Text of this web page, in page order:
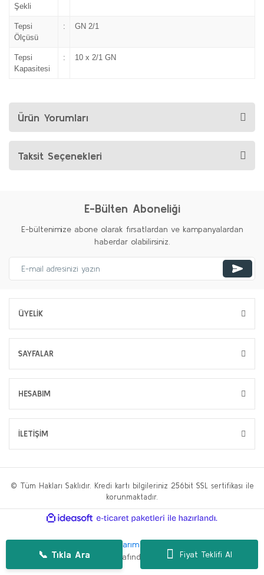
Fiyat Teklifi Al
Şekli
Tepsi
Ölçüsü
: GN 2/1
Tepsi
Kapasitesi
: 10 x 2/1 GN
Ürün Yorumları
Taksit Seçenekleri
E-Bülten Aboneliği
E-bültenimize abone olarak fırsatlardan ve kampanyalardan
haberdar olabilirsiniz.
ÜYELİK
SAYFALAR
HESABIM
📞 Tıkla Ara
İLETİŞİM
© Tüm Hakları Saklıdır. Kredi kartı bilgileriniz 256bit SSL sertifikası ile
korunmaktadır.
ideasoft
e-
paketleri
WP.tc Web Tasarım Ajansı
Danışmanlığı
tarafından geliştirilmiştir.